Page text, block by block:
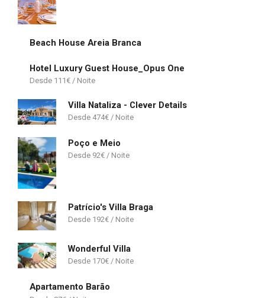
Beach House Areia Branca
Hotel Luxury Guest House_Opus One
111€
Villa Nataliza - Clever Details
474€
Poço e Meio
92€
Patrício's Villa Braga
192€
Wonderful Villa
170€
Apartamento Barão